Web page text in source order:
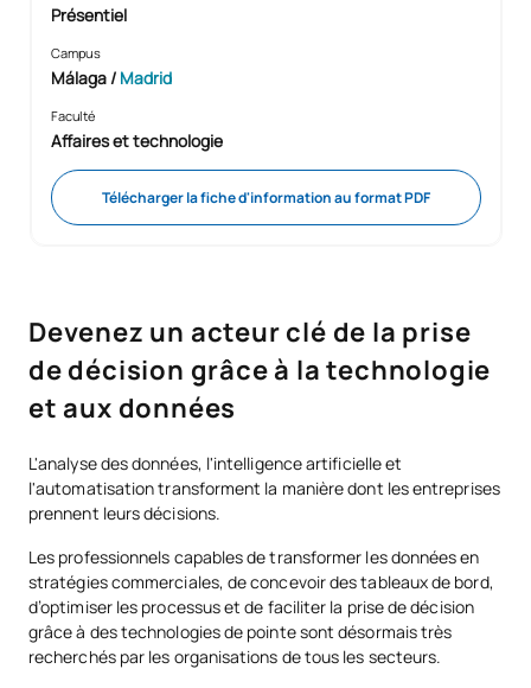
Présentiel
Campus
Málaga / Madrid
Faculté
Affaires et technologie
Télécharger la fiche d'information au format PDF
Devenez un acteur clé de la prise
de décision grâce à la technologie
et aux données
L'analyse des données, l'intelligence artificielle et
l'automatisation transforment la manière dont les entreprises
prennent leurs décisions.
Les professionnels capables de transformer les données en
stratégies commerciales, de concevoir des tableaux de bord,
d’optimiser les processus et de faciliter la prise de décision
grâce à des technologies de pointe sont désormais très
recherchés par les organisations de tous les secteurs.